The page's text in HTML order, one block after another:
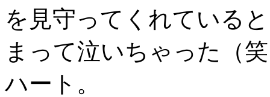
を見守ってくれている
まって泣いちゃった（
ハート。